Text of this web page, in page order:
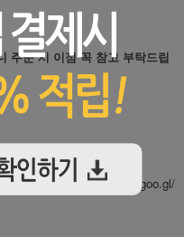
주문 시 이점 꼭 참고 부탁드립
게시판(모바일)https://goo.gl/